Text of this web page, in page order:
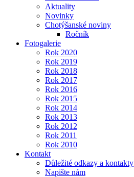
Aktuality
Novinky
Chotýšanské noviny
Ročník
Fotogalerie
Rok 2020
Rok 2019
Rok 2018
Rok 2017
Rok 2016
Rok 2015
Rok 2014
Rok 2013
Rok 2012
Rok 2011
Rok 2010
Kontakt
Důležité odkazy a kontakty
Napište nám